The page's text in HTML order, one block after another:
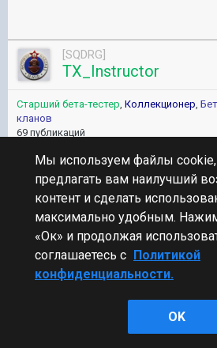
[SQDRG]
TX_Instructor
Старший бета-тестер Коллекционер
кланов
69 публикаций
[sMILE GAMING]
Состав команды:
Мы используем файлы
предлагать вам наилучший
контент и сделать
максимально удобным.
«Ок» и продолжая
соглашаетесь с Политикой
конфиденциальности.
OK